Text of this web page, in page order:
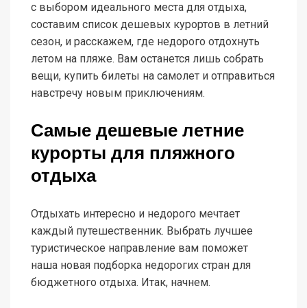
с выбором идеального места для отдыха,
составим список дешевых курортов в летний
сезон, и расскажем, где недорого отдохнуть
летом на пляже. Вам останется лишь собрать
вещи, купить билеты на самолет и отправиться
навстречу новым приключениям.
Самые дешевые летние
курорты для пляжного
отдыха
Отдыхать интересно и недорого мечтает
каждый путешественник. Выбрать лучшее
туристическое направление вам поможет
наша новая подборка недорогих стран для
бюджетного отдыха. Итак, начнем.